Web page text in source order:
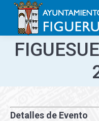
Detalles de Evento